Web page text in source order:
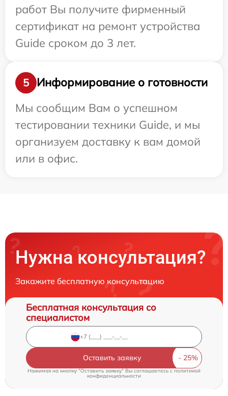
работ Вы получите фирменный
сертификат на ремонт устройства
Guide сроком до 3 лет.
5
Информирование о готовности
Мы сообщим Вам о успешном
тестировании техники Guide, и мы
организуем доставку к вам домой
или в офис.
Нужна консультация?
Закажите бесплатную консультацию
Бесплатная консультация со
специалистом
Оставить заявку
Нажимая на кнопку "Оставить заявку" Вы соглашаетесь cполитикой
конфиденциальности